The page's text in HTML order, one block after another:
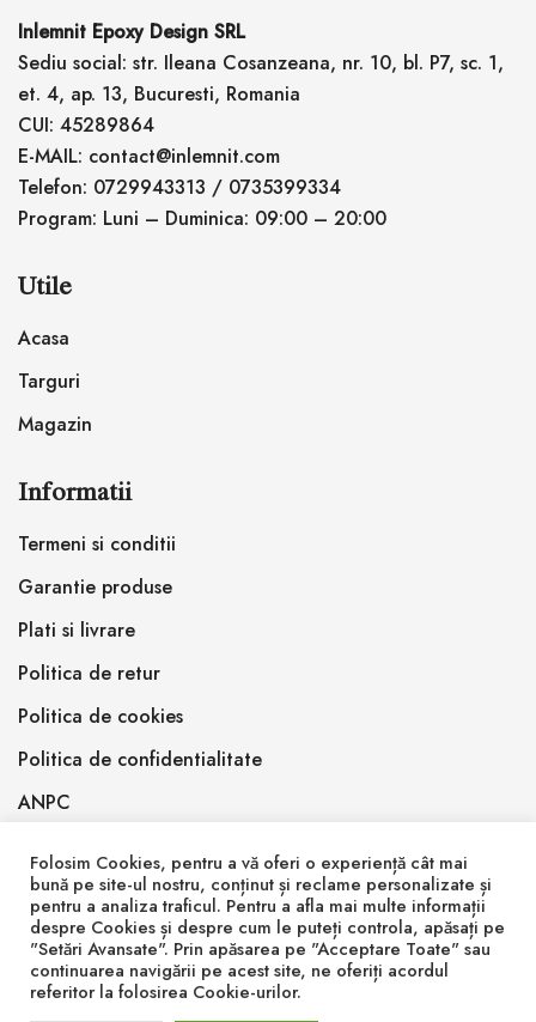
Inlemnit Epoxy Design SRL
Sediu social: str. Ileana Cosanzeana, nr. 10, bl. P7, sc. 1,
et. 4, ap. 13, Bucuresti, Romania
CUI: 45289864
E-MAIL: contact@inlemnit.com
Telefon: 0729943313 / 0735399334
Program: Luni – Duminica: 09:00 – 20:00
Utile
Acasa
Targuri
Magazin
Informatii
Termeni si conditii
Garantie produse
Plati si livrare
Politica de retur
Politica de cookies
Politica de confidentialitate
ANPC
© 2026 Inlemnit Epoxy Design SRL
Folosim Cookies, pentru a vă oferi o experiență cât mai
bună pe site-ul nostru, conținut și reclame personalizate și
pentru a analiza traficul. Pentru a afla mai multe informații
despre Cookies și despre cum le puteți controla, apăsați pe
"Setări Avansate". Prin apăsarea pe "Acceptare Toate" sau
continuarea navigării pe acest site, ne oferiți acordul
referitor la folosirea Cookie-urilor.